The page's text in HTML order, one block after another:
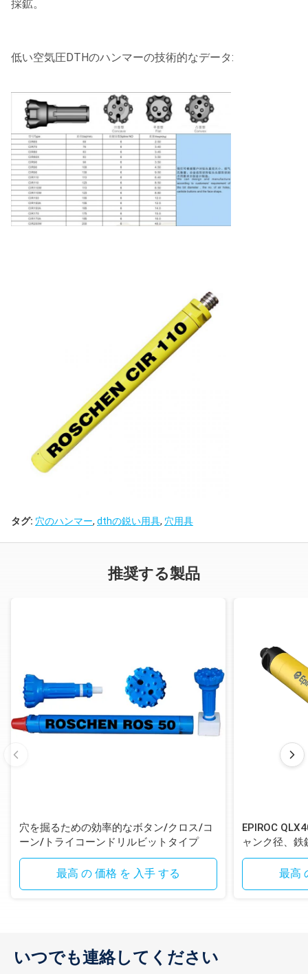
採鉱。
低い空気圧DTHのハンマーの技術的なデータ:
タグ: 穴のハンマー, dthの鋭い用具, 穴用具
推奨する製品
穴を掘るための効率的なボタン/クロス/コ
ーン/トライコーンドリルビットタイプ
最高 の 価格 を 入手 する
EPIROC
ャンク径、
ンシャンク付
最高
いつでも連絡してください